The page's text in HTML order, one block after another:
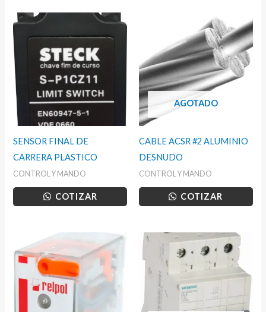
SENSOR FINAL DE
CARRERA PLASTICO
CONTROL Y MANDO
COTIZAR
AGOTADO
CABLE ACSR #2 ALUMINIO
DESNUDO
CONTROL Y MANDO
COTIZAR